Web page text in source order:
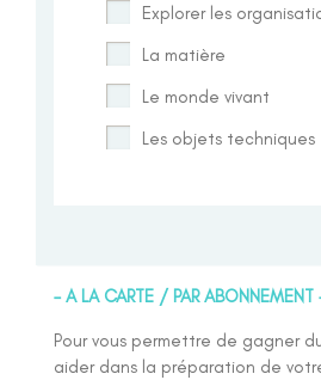
– A LA CARTE / PAR ABONNEMENT
Pour vous permettre de gagner
aider dans la préparation de
Explorer les
La matière
Le monde vivant
Les objets techniques